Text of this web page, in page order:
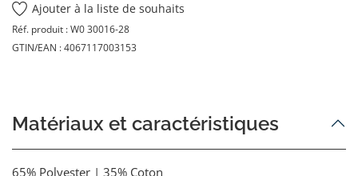
Ajouter à la liste de souhaits
Réf. produit :W0 30016-28
GTIN/EAN :4067117003153
Matériaux et caractéristiques
65% Polyester | 35% Coton